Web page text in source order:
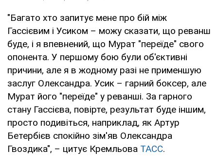
"Багато хто запитує мене про бій між
Гассієвим і Усиком – можу сказати, що реванш
буде, і я впевнений, що Мурат "переїде" свого
опонента. У першому бою були об'єктивні
причини, але я в жодному разі не применшую
заслуг Олександра. Усик – гарний боксер, але
Мурат його "переїде" у реванші. За гарного
стану Гассієва, повірте, результат буде іншим,
просто подивіться, наприклад, як Артур
Бетербієв спокійно зім'яв Олександра
Гвоздика", – цитує Кремльова ТАСС.